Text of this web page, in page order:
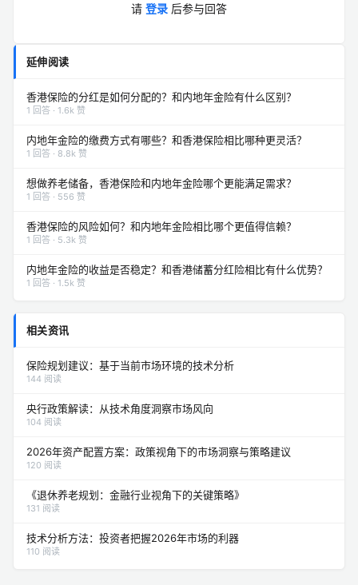
请 登录 后参与回答
延伸阅读
香港保险的分红是如何分配的？和内地年金险有什么区别？
1 回答 · 1.6k 赞
内地年金险的缴费方式有哪些？和香港保险相比哪种更灵活？
1 回答 · 8.8k 赞
想做养老储备，香港保险和内地年金险哪个更能满足需求？
1 回答 · 556 赞
香港保险的风险如何？和内地年金险相比哪个更值得信赖？
1 回答 · 5.3k 赞
内地年金险的收益是否稳定？和香港储蓄分红险相比有什么优势？
1 回答 · 1.5k 赞
相关资讯
保险规划建议：基于当前市场环境的技术分析
144 阅读
央行政策解读：从技术角度洞察市场风向
104 阅读
2026年资产配置方案：政策视角下的市场洞察与策略建议
120 阅读
《退休养老规划：金融行业视角下的关键策略》
131 阅读
技术分析方法：投资者把握2026年市场的利器
110 阅读